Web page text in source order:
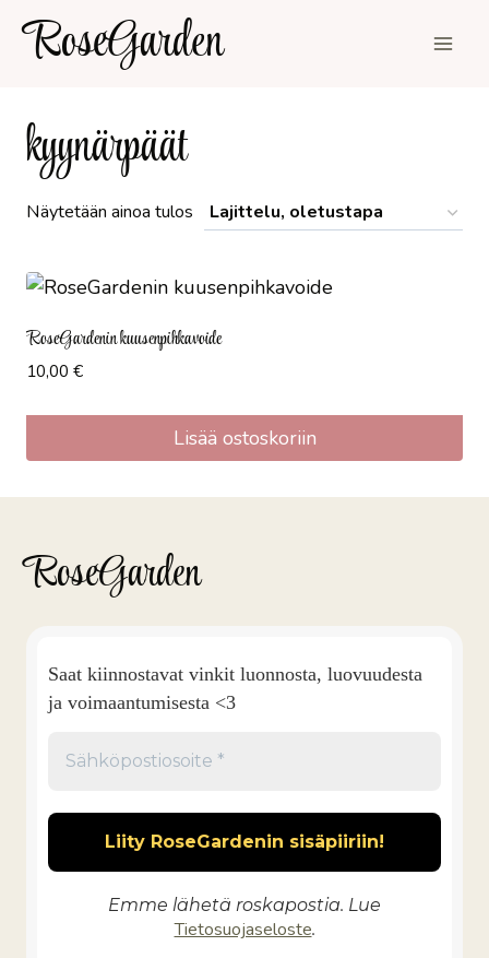
Siirry
sisältöön
RoseGarden
kyynärpäät
Näytetään ainoa tulos
RoseGardenin kuusenpihkavoide
10,00 €
Lisää ostoskoriin
RoseGarden
Saat kiinnostavat vinkit luonnosta, luovuudesta
ja voimaantumisesta <3
Emme lähetä roskapostia. Lue
Tietosuojaseloste.